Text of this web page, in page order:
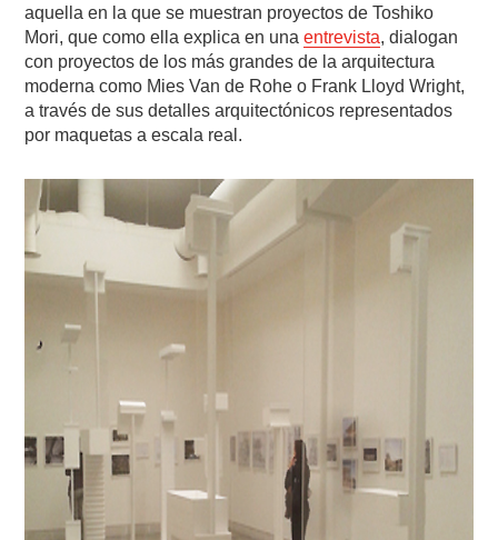
aquella en la que se muestran proyectos de Toshiko
Mori, que como ella explica en unaentrevista, dialogan
con proyectos de los más grandes de la arquitectura
moderna como Mies Van de Rohe o Frank Lloyd Wright,
a través de sus detalles arquitectónicos representados
por maquetas a escala real.